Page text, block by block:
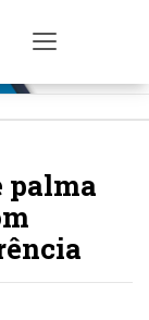
Toggle
palma